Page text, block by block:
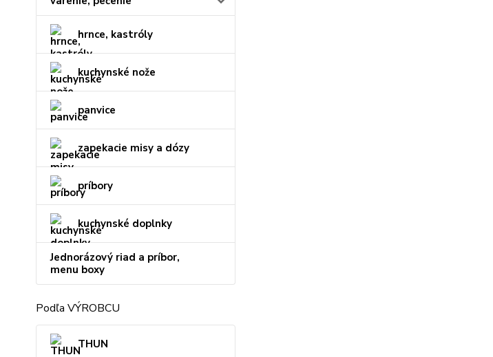
hrnce, kastróly
kuchynské nože
panvice
zapekacie misy a dózy
príbory
kuchynské doplnky
Jednorázový riad a príbor,
menu boxy
Podľa VÝROBCU
THUN